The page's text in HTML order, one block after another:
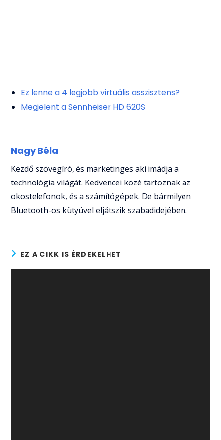
Ez lenne a 4 legjobb virtuális asszisztens?
Megjelent a Sennheiser HD 620S
Nagy Béla
Kezdő szövegíró, és marketinges aki imádja a
technológia világát. Kedvencei közé tartoznak az
okostelefonok, és a számítógépek. De bármilyen
Bluetooth-os kütyüvel eljátszik szabadidejében.
EZ A CIKK IS ÉRDEKELHET